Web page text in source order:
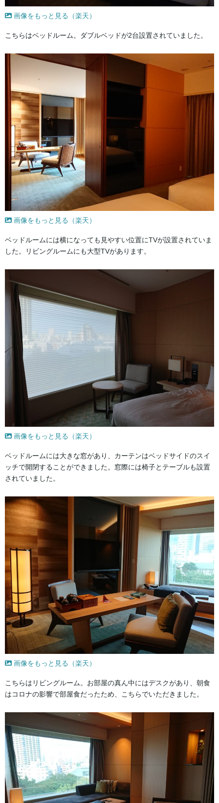
画像をもっと見る（楽天）
こちらはベッドルーム。ダブルベッドが2台設置されていました。
画像をもっと見る（楽天）
ベッドルームには横になっても見やすい位置にTVが設置されていま
した。リビングルームにも大型TVがあります。
画像をもっと見る（楽天）
ベッドルームには大きな窓があり、カーテンはベッドサイドのスイ
ッチで開閉することができました。窓際には椅子とテーブルも設置
されていました。
画像をもっと見る（楽天）
こちらはリビングルーム。お部屋の真ん中にはデスクがあり、朝食
はコロナの影響で部屋食だったため、こちらでいただきました。